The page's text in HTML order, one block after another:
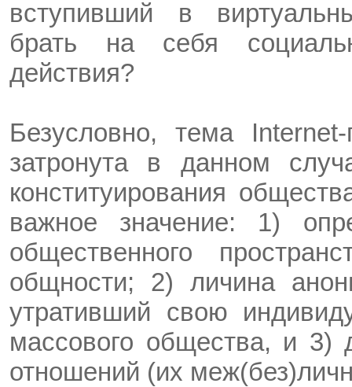
вступивший в
брать на себя
действия?
Безусловно, тема
затронута в данном
конституирования
важное значение: 1)
общественного
общности; 2) личина
утративший свою
массового общества, и 3)
отношений (их